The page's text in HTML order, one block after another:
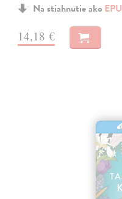
Na stiahnutie ako
14,18 €